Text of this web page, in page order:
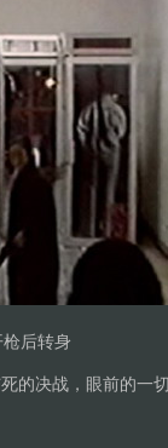
枪后转身
决战，眼前的一